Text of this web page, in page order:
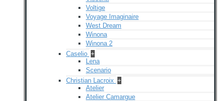
Voltige
Voyage Imaginaire
West Dream
Winona
Winona 2
Caselio +
Lena
Scenario
Christian Lacroix +
Atelier
Atelier Camargue